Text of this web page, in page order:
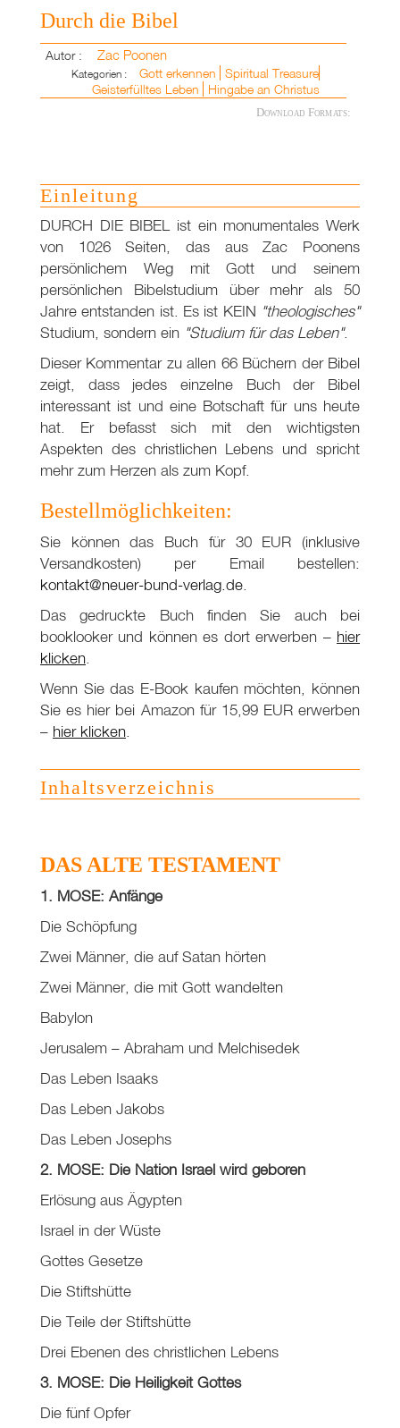
Durch die Bibel
Autor : Zac Poonen
Kategorien : Gott erkennen
Spiritual Treasure
Geisterfülltes Leben
Hingabe an Christus
Download Formats:
Einleitung
DURCH DIE BIBEL ist ein monumentales Werk
von 1026 Seiten, das aus Zac Poonens
persönlichem Weg mit Gott und seinem
persönlichen Bibelstudium über mehr als 50
Jahre entstanden ist. Es ist KEIN "theologisches"
Studium, sondern ein "Studium für das Leben".
Dieser Kommentar zu allen 66 Büchern der Bibel
zeigt, dass jedes einzelne Buch der Bibel
interessant ist und eine Botschaft für uns heute
hat. Er befasst sich mit den wichtigsten
Aspekten des christlichen Lebens und spricht
mehr zum Herzen als zum Kopf.
Bestellmöglichkeiten:
Sie können das Buch für 30 EUR (inklusive
Versandkosten) per Email bestellen:
kontakt@neuer-bund-verlag.de
Das gedruckte Buch finden Sie auch bei
booklooker und können es dort erwerben – hier
klicken
Wenn Sie das E-Book kaufen möchten, können
Sie es hier bei Amazon für 15,99 EUR erwerben
– hier klicken
Inhaltsverzeichnis
DAS ALTE TESTAMENT
1. MOSE: Anfänge
Die Schöpfung
Zwei Männer, die auf Satan hörten
Zwei Männer, die mit Gott wandelten
Babylon
Jerusalem – Abraham und Melchisedek
Das Leben Isaaks
Das Leben Jakobs
Das Leben Josephs
2. MOSE: Die Nation Israel wird geboren
Erlösung aus Ägypten
Israel in der Wüste
Gottes Gesetze
Die Stiftshütte
Die Teile der Stiftshütte
Drei Ebenen des christlichen Lebens
3. MOSE: Die Heiligkeit Gottes
Die fünf Opfer